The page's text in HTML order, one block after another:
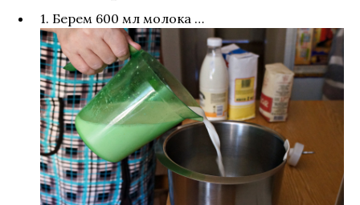
1. Берем 600 мл молока …